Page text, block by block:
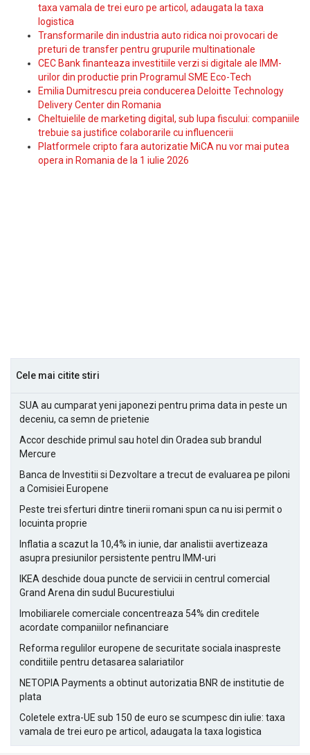
taxa vamala de trei euro pe articol, adaugata la taxa
logistica
Transformarile din industria auto ridica noi provocari de
preturi de transfer pentru grupurile multinationale
CEC Bank finanteaza investitiile verzi si digitale ale IMM-
urilor din productie prin Programul SME Eco-Tech
Emilia Dumitrescu preia conducerea Deloitte Technology
Delivery Center din Romania
Cheltuielile de marketing digital, sub lupa fiscului: companiile
trebuie sa justifice colaborarile cu influencerii
Platformele cripto fara autorizatie MiCA nu vor mai putea
opera in Romania de la 1 iulie 2026
Cele mai citite stiri
SUA au cumparat yeni japonezi pentru prima data in peste un
deceniu, ca semn de prietenie
Accor deschide primul sau hotel din Oradea sub brandul
Mercure
Banca de Investitii si Dezvoltare a trecut de evaluarea pe piloni
a Comisiei Europene
Peste trei sferturi dintre tinerii romani spun ca nu isi permit o
locuinta proprie
Inflatia a scazut la 10,4% in iunie, dar analistii avertizeaza
asupra presiunilor persistente pentru IMM-uri
IKEA deschide doua puncte de servicii in centrul comercial
Grand Arena din sudul Bucurestiului
Imobiliarele comerciale concentreaza 54% din creditele
acordate companiilor nefinanciare
Reforma regulilor europene de securitate sociala inaspreste
conditiile pentru detasarea salariatilor
NETOPIA Payments a obtinut autorizatia BNR de institutie de
plata
Coletele extra-UE sub 150 de euro se scumpesc din iulie: taxa
vamala de trei euro pe articol, adaugata la taxa logistica